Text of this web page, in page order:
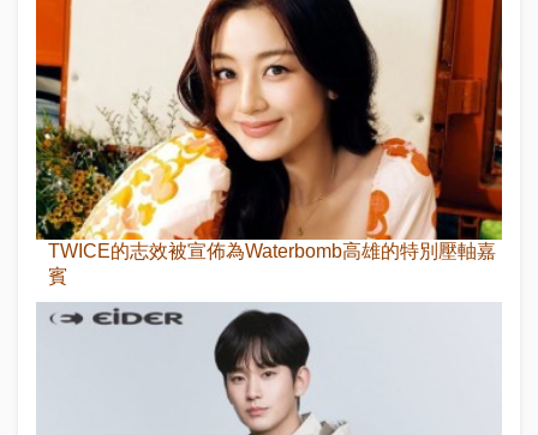
TWICE的志效被宣佈為Waterbomb高雄的特別壓軸嘉
賓